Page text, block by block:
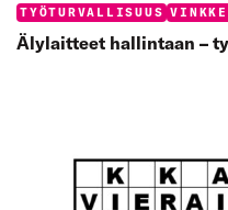
Categories:
TYÖTURVALLISUUS
Älylaitteet hallintaan –